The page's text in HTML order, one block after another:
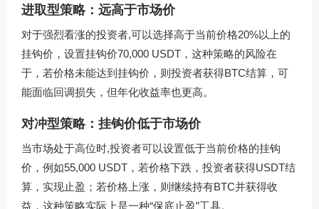
进取型策略：远高于市场价
对于强烈看涨的投资者,可以选择高于当前价格20%以上的
挂钩价，设置挂钩价70,000 USDT，这种策略的风险在
于，若价格未能达到挂钩价，则投资者获得BTC结算，可
能面临回调损失，但年化收益率也更高。
对冲型策略：挂钩价低于市场价
当市场处于高位时,投资者可以设置低于当前价格的挂钩
价，例如55,000 USDT，若价格下跌，投资者获得USDT结
算，实现止盈；若价格上涨，则继续持有BTC并获得收
益，这种策略实际上是一种“保底止盈”工具。